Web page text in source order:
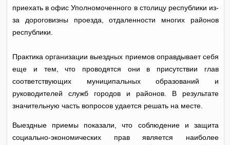
приехать в офис Уполномоченного в столицу республики из-
за дороговизны проезда, отдаленности многих районов
республики.
Практика организации выездных приемов оправдывает себя
еще и тем, что проводятся они в присутствии глав
соответствующих муниципальных образований и
руководителей служб городов и районов. В результате
значительную часть вопросов удается решать на месте.
Выездные приемы показали, что соблюдение и защита
социально-экономических прав является наиболее